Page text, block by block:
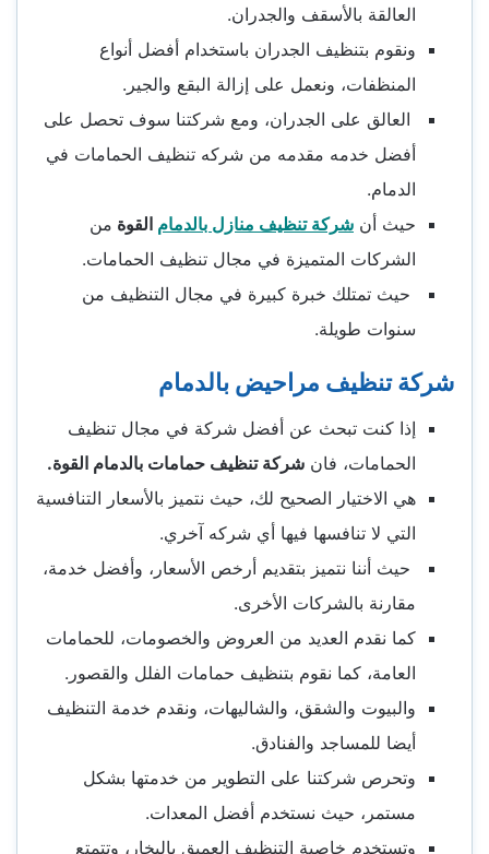
العالقة بالأسقف والجدران.
ونقوم بتنظيف الجدران باستخدام أفضل أنواع
المنظفات، ونعمل على إزالة البقع والجير.
العالق على الجدران، ومع شركتنا سوف تحصل على
أفضل خدمه مقدمه من شركه تنظيف الحمامات في
الدمام.
حيث أن شركة تنظيف منازل بالدمام القوة من
الشركات المتميزة في مجال تنظيف الحمامات.
حيث تمتلك خبرة كبيرة في مجال التنظيف من
سنوات طويلة.
شركة تنظيف مراحيض بالدمام
إذا كنت تبحث عن أفضل شركة في مجال تنظيف
الحمامات، فان شركة تنظيف حمامات بالدمام القوة.
هي الاختيار الصحيح لك، حيث نتميز بالأسعار التنافسية
التي لا تنافسها فيها أي شركه آخري.
حيث أننا نتميز بتقديم أرخص الأسعار، وأفضل خدمة،
مقارنة بالشركات الأخرى.
كما نقدم العديد من العروض والخصومات، للحمامات
العامة، كما نقوم بتنظيف حمامات الفلل والقصور.
والبيوت والشقق، والشاليهات، ونقدم خدمة التنظيف
أيضا للمساجد والفنادق.
وتحرص شركتنا على التطوير من خدمتها بشكل
مستمر، حيث نستخدم أفضل المعدات.
وتستخدم خاصية التنظيف العميق بالبخار، وتتمتع